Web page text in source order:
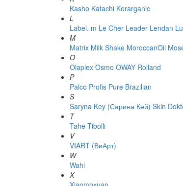
Kasho Katachi Kerarganic
L
Label. m Le Cher Leader Lendan
M
Matrix Milk Shake MoroccanOil
O
Olaplex Osmo OWAY Rolland
P
Palco Profis Pure Brazilian
S
Saryna Key (Сарина Кей) Skin
T
Tahe Tibolli
V
VIART (ВиАрт)
W
Wahl
X